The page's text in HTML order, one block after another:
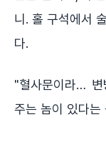
니. 홀 구석에서
다.
"혈사문이라… 변
주는 놈이 있다는